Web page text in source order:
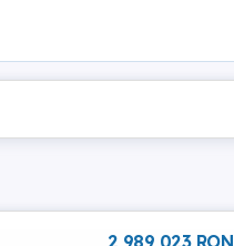
2 989 023 RON